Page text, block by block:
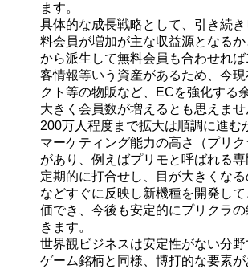
ます。
具体的な成長戦略として、引き続
料会員が増加が主な収益源となるか
から派生して無料会員も合わせれ
客情報等いう資産があるため、今
クト等の物販など、ECを強化する
大きく会員数が増えるとも思えま
200万人程度まで拡大は順調に進む
マーケティング能力の高さ（プリ
があり、例えばプリモと呼ばれる
定期的に打合せし、目が大きくな
などすぐに反映し新機種を開発し
価でき、今後も安定的にプリクラ
きます。
世界観ビジネスは安定性がない分
ゲーム銘柄と同様、博打的な要素が